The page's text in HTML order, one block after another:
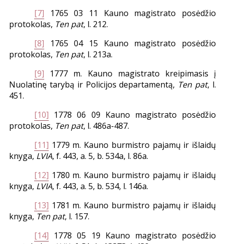
[7] 1765 03 11 Kauno magistrato posėdžio
protokolas, Ten pat, l. 212.
[8] 1765 04 15 Kauno magistrato posėdžio
protokolas, Ten pat, l. 213a.
[9] 1777 m. Kauno magistrato kreipimasis į
Nuolatinę tarybą ir Policijos departamentą, Ten pat, l.
451.
[10] 1778 06 09 Kauno magistrato posėdžio
protokolas, Ten pat, l. 486a-487.
[11] 1779 m. Kauno burmistro pajamų ir išlaidų
knyga, LVIA, f. 443, a. 5, b. 534a, l. 86a.
[12] 1780 m. Kauno burmistro pajamų ir išlaidų
knyga, LVIA, f. 443, a. 5, b. 534, l. 146a.
[13] 1781 m. Kauno burmistro pajamų ir išlaidų
knyga, Ten pat, l. 157.
[14] 1778 05 19 Kauno magistrato posėdžio